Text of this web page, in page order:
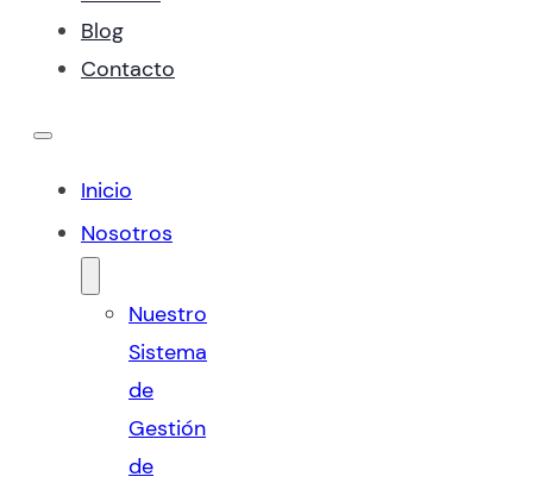
Blog
Contacto
Inicio
Nosotros
Nuestro
Sistema
de
Gestión
de